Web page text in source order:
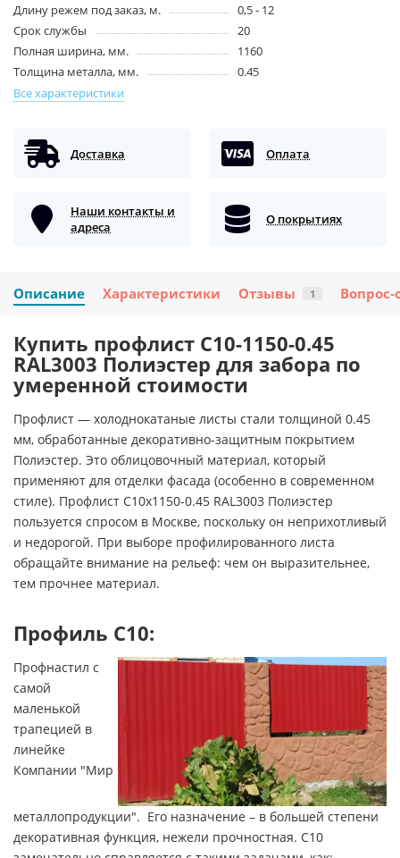
Длину режем под заказ, м.
0,5 - 12
Срок службы
20
Полная ширина, мм.
1160
Толщина металла, мм.
0.45
Все характеристики
Доставка Оплата
Наши контакты и
адреса
О покрытиях
Описание Характеристики Отзывы 1 Вопрос-
Купить профлист С10-1150-0.45
RAL3003 Полиэстер для забора по
умеренной стоимости
Профлист — холоднокатаные листы стали толщиной 0.45
мм, обработанные декоративно-защитным покрытием
Полиэстер. Это облицовочный материал, который
применяют для отделки фасада (особенно в современном
стиле). Профлист С10х1150-0.45 RAL3003 Полиэстер
пользуется спросом в Москве, поскольку он неприхотливый
и недорогой. При выборе профилированного листа
обращайте внимание на рельеф: чем он выразительнее,
тем прочнее материал.
Профиль С10:
Профнастил с
самой
маленькой
трапецией в
линейке
Компании "Мир
металлопродукции". Его назначение – в большей степени
декоративная функция, нежели прочностная. С10